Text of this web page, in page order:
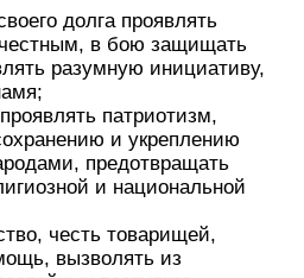
долга проявлять
в бою защищать
разумную инициативу,
патриотизм,
и укреплению
предотвращать
и национальной
честь товарищей,
вызволять из